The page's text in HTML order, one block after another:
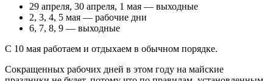
29 апреля, 30 апреля, 1 мая — выходные
2, 3, 4, 5 мая — рабочие дни
6, 7, 8, 9 — выходные
С 10 мая работаем и отдыхаем в обычном порядке.
Сокращенных рабочих дней в этом году на майские